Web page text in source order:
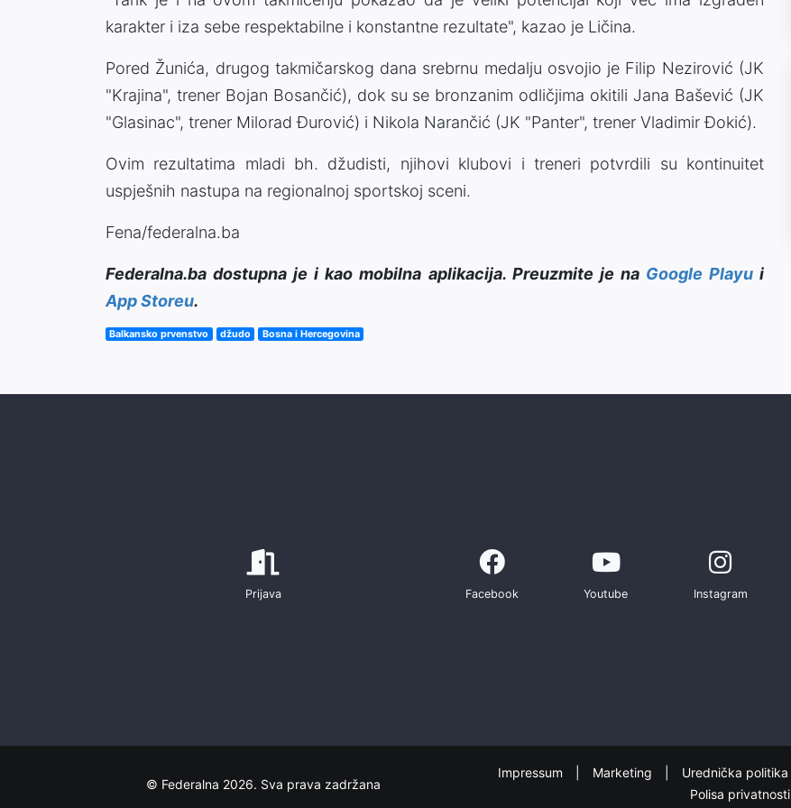
karakter i iza sebe respektabilne i konstantne rezultate", kazao je Ličina.
Pored Žunića, drugog takmičarskog dana srebrnu medalju osvojio je Filip Nezirović (JK
"Krajina", trener Bojan Bosančić), dok su se bronzanim odličjima okitili Jana Bašević (JK
"Glasinac", trener Milorad Đurović) i Nikola Narančić (JK "Panter", trener Vladimir Đokić).
Ovim rezultatima mladi bh. džudisti, njihovi klubovi i treneri potvrdili su kontinuitet
uspješnih nastupa na regionalnoj sportskoj sceni.
Fena/federalna.ba
Federalna.ba dostupna je i kao mobilna aplikacija. Preuzmite je na Google Playui
App Storeu.
Balkansko prvenstvo džudo Bosna i Hercegovina
Prijava Facebook Youtube Instagram
© Federalna 2026. Sva prava zadržana
Impressum Marketing Urednička politika
Polisa privatnosti